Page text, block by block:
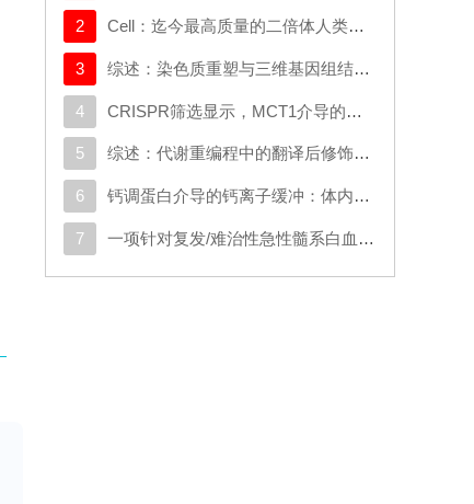
2 Cell：迄今最高质量的二倍体人类基因组构建完成
3 综述：染色质重塑与三维基因组结构在癌症中的作用：从机制研究到新的治疗策略
4 CRISPR筛选显示，MCT1介导的代谢逃逸机制可规避SMAD3的抑制作用，这一机制可作为治疗靶点
5 综述：代谢重编程中的翻译后修饰：对癌症代谢治疗和免疫治疗的启示
6 钙调蛋白介导的钙离子缓冲：体内心脏重编程的分子屏障
7 一项针对复发/难治性急性髓系白血病或原始浆细胞样树突状细胞肿瘤成人患者的CD123导向的嵌合抗原受体T细胞疗法1期试验